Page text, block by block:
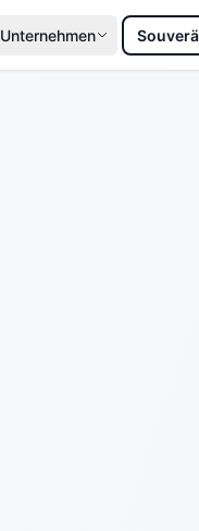
Unternehmen